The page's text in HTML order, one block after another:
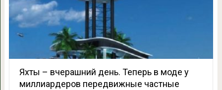
Яхты – вчерашний день. Теперь в моде у
миллиардеров передвижные частные